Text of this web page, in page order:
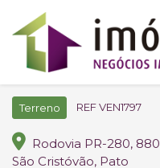
Terreno REF VEN1797
Rodovia PR-280,
São Cristóvão, Pato